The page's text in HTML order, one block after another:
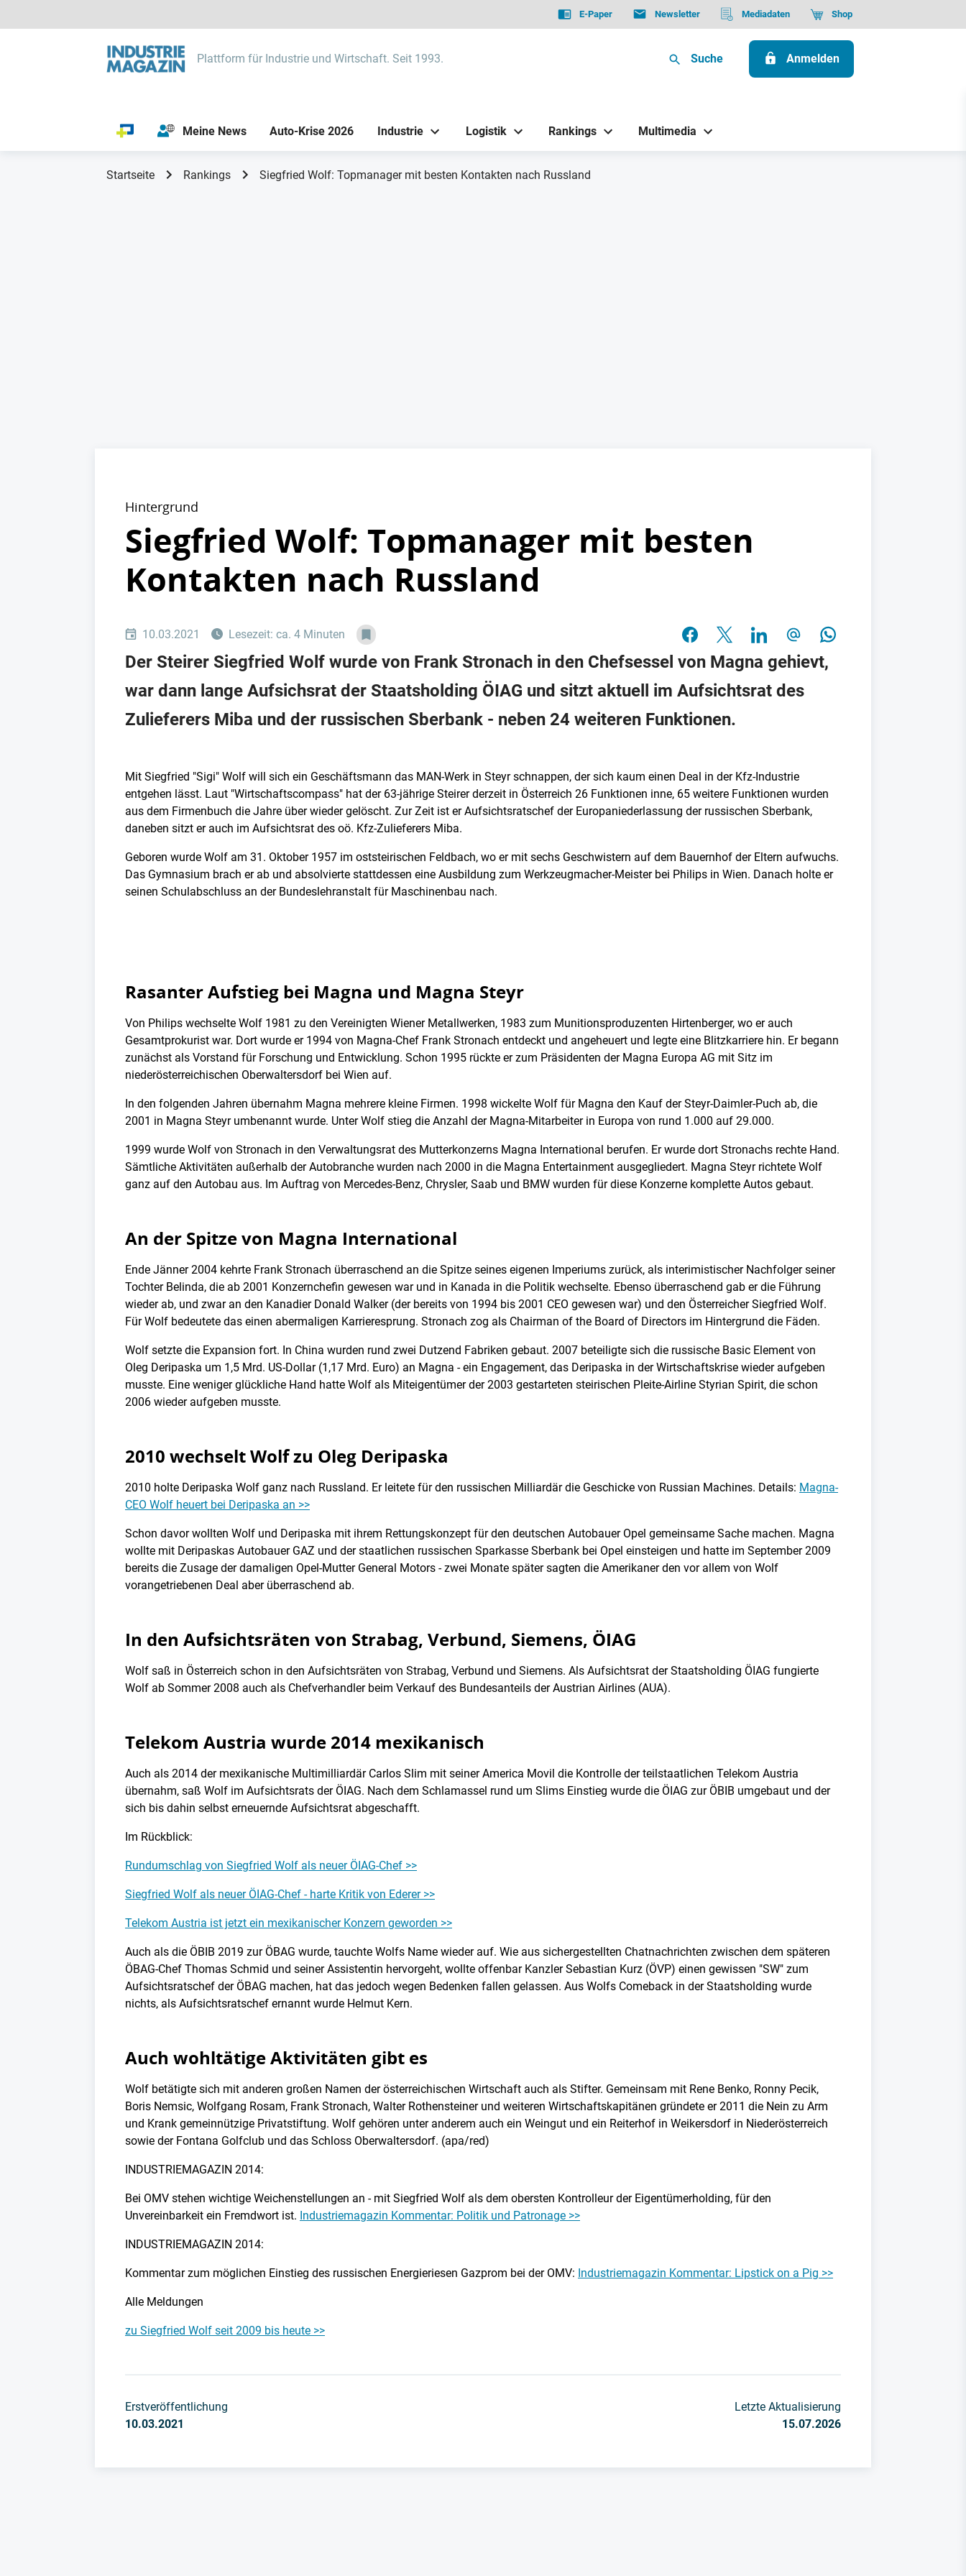
E-Paper Newsletter Mediadaten Shop
Plattform für Industrie und Wirtschaft. Seit 1993. Suche Anmelden
Meine News Auto-Krise 2026 Industrie Logistik Rankings Multimedia
Startseite Rankings Siegfried Wolf: Topmanager mit besten Kontakten nach Russland
Hintergrund
Siegfried Wolf: Topmanager mit besten
Kontakten nach Russland
10.03.2021 Lesezeit: ca. 4 Minuten
Der Steirer Siegfried Wolf wurde von Frank Stronach in den Chefsessel von Magna gehievt,
war dann lange Aufsichsrat der Staatsholding ÖIAG und sitzt aktuell im Aufsichtsrat des
Zulieferers Miba und der russischen Sberbank - neben 24 weiteren Funktionen.
Mit Siegfried "Sigi" Wolf will sich ein Geschäftsmann das MAN-Werk in Steyr schnappen, der sich kaum einen Deal in der Kfz-Industrie
entgehen lässt. Laut "Wirtschaftscompass" hat der 63-jährige Steirer derzeit in Österreich 26 Funktionen inne, 65 weitere Funktionen wurden
aus dem Firmenbuch die Jahre über wieder gelöscht. Zur Zeit ist er Aufsichtsratschef der Europaniederlassung der russischen Sberbank,
daneben sitzt er auch im Aufsichtsrat des oö. Kfz-Zulieferers Miba.
Geboren wurde Wolf am 31. Oktober 1957 im oststeirischen Feldbach, wo er mit sechs Geschwistern auf dem Bauernhof der Eltern aufwuchs.
Das Gymnasium brach er ab und absolvierte stattdessen eine Ausbildung zum Werkzeugmacher-Meister bei Philips in Wien. Danach holte er
seinen Schulabschluss an der Bundeslehranstalt für Maschinenbau nach.
Rasanter Aufstieg bei Magna und Magna Steyr
Von Philips wechselte Wolf 1981 zu den Vereinigten Wiener Metallwerken, 1983 zum Munitionsproduzenten Hirtenberger, wo er auch
Gesamtprokurist war. Dort wurde er 1994 von Magna-Chef Frank Stronach entdeckt und angeheuert und legte eine Blitzkarriere hin. Er begann
zunächst als Vorstand für Forschung und Entwicklung. Schon 1995 rückte er zum Präsidenten der Magna Europa AG mit Sitz im
niederösterreichischen Oberwaltersdorf bei Wien auf.
In den folgenden Jahren übernahm Magna mehrere kleine Firmen. 1998 wickelte Wolf für Magna den Kauf der Steyr-Daimler-Puch ab, die
2001 in Magna Steyr umbenannt wurde. Unter Wolf stieg die Anzahl der Magna-Mitarbeiter in Europa von rund 1.000 auf 29.000.
1999 wurde Wolf von Stronach in den Verwaltungsrat des Mutterkonzerns Magna International berufen. Er wurde dort Stronachs rechte Hand.
Sämtliche Aktivitäten außerhalb der Autobranche wurden nach 2000 in die Magna Entertainment ausgegliedert. Magna Steyr richtete Wolf
ganz auf den Autobau aus. Im Auftrag von Mercedes-Benz, Chrysler, Saab und BMW wurden für diese Konzerne komplette Autos gebaut.
An der Spitze von Magna International
Ende Jänner 2004 kehrte Frank Stronach überraschend an die Spitze seines eigenen Imperiums zurück, als interimistischer Nachfolger seiner
Tochter Belinda, die ab 2001 Konzernchefin gewesen war und in Kanada in die Politik wechselte. Ebenso überraschend gab er die Führung
wieder ab, und zwar an den Kanadier Donald Walker (der bereits von 1994 bis 2001 CEO gewesen war) und den Österreicher Siegfried Wolf.
Für Wolf bedeutete das einen abermaligen Karrieresprung. Stronach zog als Chairman of the Board of Directors im Hintergrund die Fäden.
Wolf setzte die Expansion fort. In China wurden rund zwei Dutzend Fabriken gebaut. 2007 beteiligte sich die russische Basic Element von
Oleg Deripaska um 1,5 Mrd. US-Dollar (1,17 Mrd. Euro) an Magna - ein Engagement, das Deripaska in der Wirtschaftskrise wieder aufgeben
musste. Eine weniger glückliche Hand hatte Wolf als Miteigentümer der 2003 gestarteten steirischen Pleite-Airline Styrian Spirit, die schon
2006 wieder aufgeben musste.
2010 wechselt Wolf zu Oleg Deripaska
2010 holte Deripaska Wolf ganz nach Russland. Er leitete für den russischen Milliardär die Geschicke von Russian Machines. Details: Magna-
CEO Wolf heuert bei Deripaska an >>
Schon davor wollten Wolf und Deripaska mit ihrem Rettungskonzept für den deutschen Autobauer Opel gemeinsame Sache machen. Magna
wollte mit Deripaskas Autobauer GAZ und der staatlichen russischen Sparkasse Sberbank bei Opel einsteigen und hatte im September 2009
bereits die Zusage der damaligen Opel-Mutter General Motors - zwei Monate später sagten die Amerikaner den vor allem von Wolf
vorangetriebenen Deal aber überraschend ab.
In den Aufsichtsräten von Strabag, Verbund, Siemens, ÖIAG
Wolf saß in Österreich schon in den Aufsichtsräten von Strabag, Verbund und Siemens. Als Aufsichtsrat der Staatsholding ÖIAG fungierte
Wolf ab Sommer 2008 auch als Chefverhandler beim Verkauf des Bundesanteils der Austrian Airlines (AUA).
Telekom Austria wurde 2014 mexikanisch
Auch als 2014 der mexikanische Multimilliardär Carlos Slim mit seiner America Movil die Kontrolle der teilstaatlichen Telekom Austria
übernahm, saß Wolf im Aufsichtsrats der ÖIAG. Nach dem Schlamassel rund um Slims Einstieg wurde die ÖIAG zur ÖBIB umgebaut und der
sich bis dahin selbst erneuernde Aufsichtsrat abgeschafft.
Im Rückblick:
Rundumschlag von Siegfried Wolf als neuer ÖIAG-Chef >>
Siegfried Wolf als neuer ÖIAG-Chef - harte Kritik von Ederer >>
Telekom Austria ist jetzt ein mexikanischer Konzern geworden >>
Auch als die ÖBIB 2019 zur ÖBAG wurde, tauchte Wolfs Name wieder auf. Wie aus sichergestellten Chatnachrichten zwischen dem späteren
ÖBAG-Chef Thomas Schmid und seiner Assistentin hervorgeht, wollte offenbar Kanzler Sebastian Kurz (ÖVP) einen gewissen "SW" zum
Aufsichtsratschef der ÖBAG machen, hat das jedoch wegen Bedenken fallen gelassen. Aus Wolfs Comeback in der Staatsholding wurde
nichts, als Aufsichtsratschef ernannt wurde Helmut Kern.
Auch wohltätige Aktivitäten gibt es
Wolf betätigte sich mit anderen großen Namen der österreichischen Wirtschaft auch als Stifter. Gemeinsam mit Rene Benko, Ronny Pecik,
Boris Nemsic, Wolfgang Rosam, Frank Stronach, Walter Rothensteiner und weiteren Wirtschaftskapitänen gründete er 2011 die Nein zu Arm
und Krank gemeinnützige Privatstiftung. Wolf gehören unter anderem auch ein Weingut und ein Reiterhof in Weikersdorf in Niederösterreich
sowie der Fontana Golfclub und das Schloss Oberwaltersdorf. (apa/red)
INDUSTRIEMAGAZIN 2014:
Bei OMV stehen wichtige Weichenstellungen an - mit Siegfried Wolf als dem obersten Kontrolleur der Eigentümerholding, für den
Unvereinbarkeit ein Fremdwort ist. Industriemagazin Kommentar: Politik und Patronage >>
INDUSTRIEMAGAZIN 2014:
Kommentar zum möglichen Einstieg des russischen Energieriesen Gazprom bei der OMV: Industriemagazin Kommentar: Lipstick on a Pig >>
Alle Meldungen
zu Siegfried Wolf seit 2009 bis heute >>
Erstveröffentlichung
10.03.2021
Letzte Aktualisierung
15.07.2026